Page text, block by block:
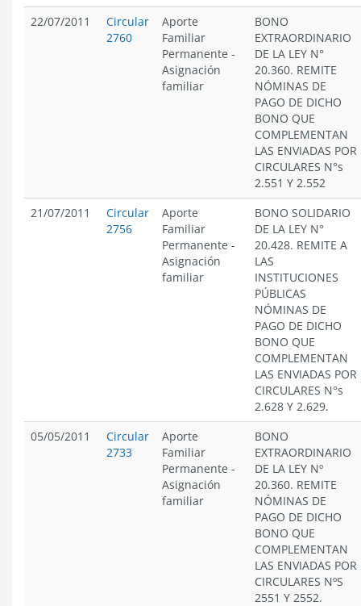
22/07/2011
Circular
2760
Aporte
Familiar
Permanente -
Asignación
familiar
BONO
EXTRAORDINARIO
DE LA LEY N°
20.360. REMITE
NÓMINAS DE
PAGO DE DICHO
BONO QUE
COMPLEMENTAN
LAS ENVIADAS POR
CIRCULARES N°s
2.551 Y 2.552
21/07/2011
Circular
2756
Aporte
Familiar
Permanente -
Asignación
familiar
BONO SOLIDARIO
DE LA LEY N°
20.428. REMITE A
LAS
INSTITUCIONES
PÚBLICAS
NÓMINAS DE
PAGO DE DICHO
BONO QUE
COMPLEMENTAN
LAS ENVIADAS POR
CIRCULARES N°s
2.628 Y 2.629.
05/05/2011
Circular
2733
Aporte
Familiar
Permanente -
Asignación
familiar
BONO
EXTRAORDINARIO
DE LA LEY Nº
20.360. REMITE
NÓMINAS DE
PAGO DE DICHO
BONO QUE
COMPLEMENTAN
LAS ENVIADAS POR
CIRCULARES NºS
2551 Y 2552.